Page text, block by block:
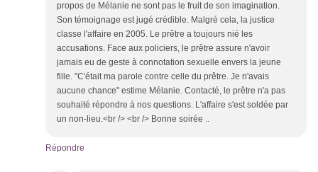
propos de Mélanie ne sont pas le fruit de son imagination.
Son témoignage est jugé crédible. Malgré cela, la justice
classe l'affaire en 2005. Le prêtre a toujours nié les
accusations. Face aux policiers, le prêtre assure n'avoir
jamais eu de geste à connotation sexuelle envers la jeune
fille. "C'était ma parole contre celle du prêtre. Je n'avais
aucune chance" estime Mélanie. Contacté, le prêtre n'a pas
souhaité répondre à nos questions. L'affaire s'est soldée par
un non-lieu.<br /> <br /> Bonne soirée ..
Répondre